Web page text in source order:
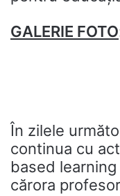
GALERIE FOTO
În zilele
continua cu
based
cărora